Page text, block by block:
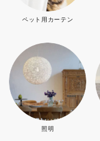
ペット用カーテン
照明